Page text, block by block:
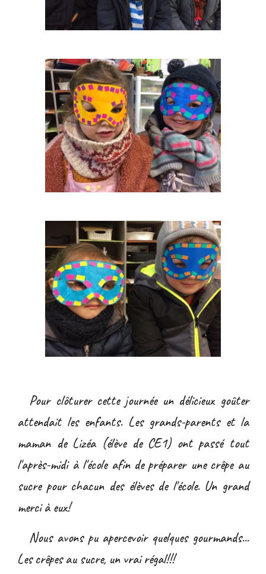
Pour clôturer cette journée un délicieux goûter
attendait les enfants. Les grands-parents et la
maman de Lizéa (élève de CE1) ont passé tout
l'après-midi à l'école afin de préparer une crêpe au
sucre pour chacun des élèves de l'école. Un grand
merci à eux!
Nous avons pu apercevoir quelques gourmands...
Les crêpes au sucre, un vrai régal!!!